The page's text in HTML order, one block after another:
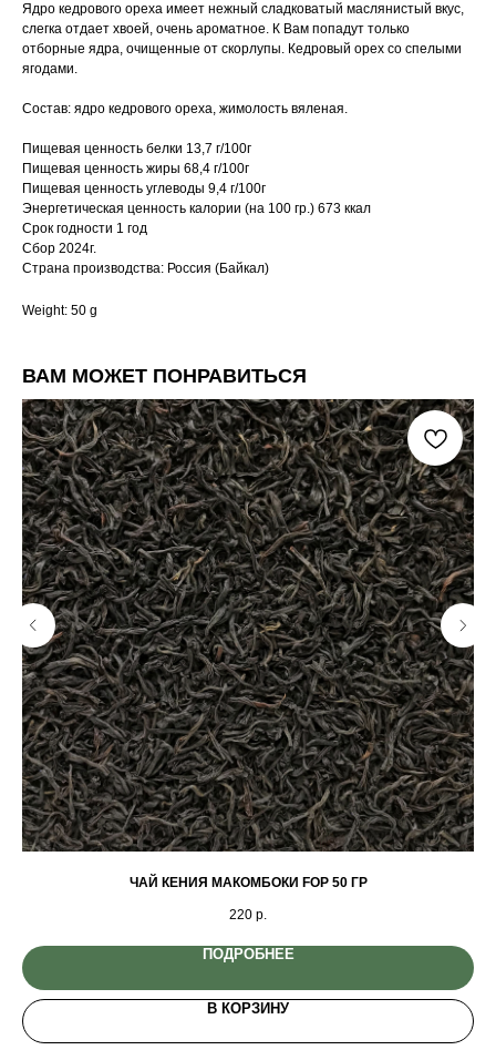
Ядро кедрового ореха имеет нежный сладковатый маслянистый вкус,
слегка отдает хвоей, очень ароматное. К Вам попадут только
отборные ядра, очищенные от скорлупы. Кедровый орех со спелыми
ягодами.
Состав: ядро кедрового ореха, жимолость вяленая.
Пищевая ценность белки 13,7 г/100г
Пищевая ценность жиры 68,4 г/100г
Пищевая ценность углеводы 9,4 г/100г
Энергетическая ценность калории (на 100 гр.) 673 ккал
Срок годности 1 год
Сбор 2024г.
Страна производства: Россия (Байкал)
Weight: 50 g
ВАМ МОЖЕТ ПОНРАВИТЬСЯ
ЧАЙ КЕНИЯ МАКОМБОКИ FOP 50 ГР
220 р.
ПОДРОБНЕЕ
В КОРЗИНУ